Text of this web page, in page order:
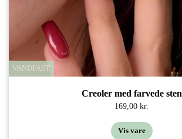
VANDFAST
Creoler med farvede sten
169,00 kr.
Vis vare